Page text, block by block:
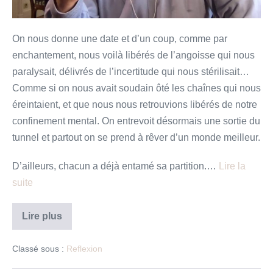
Méditation
pour
temps
de
confinement
On nous donne une date et d’un coup, comme par
enchantement, nous voilà libérés de l’angoisse qui nous
paralysait, délivrés de l’incertitude qui nous stérilisait…
Comme si on nous avait soudain ôté les chaînes qui nous
éreintaient, et que nous nous retrouvions libérés de notre
confinement mental. On entrevoit désormais une sortie du
tunnel et partout on se prend à rêver d’un monde meilleur.
D’ailleurs, chacun a déjà entamé sa partition.…
Lire la
suite
Lire plusEt
un
monde
Classé sous : Reflexion